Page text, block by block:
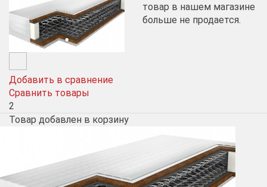
Добавить в сравнение
Сравнить товары
2
товар в нашем магазине
больше не продается.
Товар добавлен в корзину